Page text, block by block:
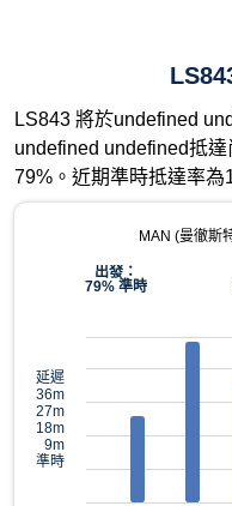
LS843 將於undefined
undefined undefined抵
79%。近期準時抵達率為
MAN (曼徹斯
出發：
79% 準時
延遲
36m
27m
18m
9m
準時